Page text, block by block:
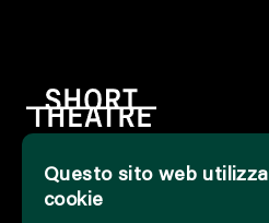
HOME
Questo sito web utilizza
cookie